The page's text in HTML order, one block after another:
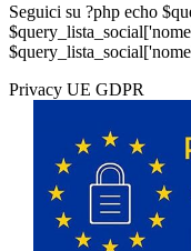
Seguici su ?php echo
Privacy UE GDPR